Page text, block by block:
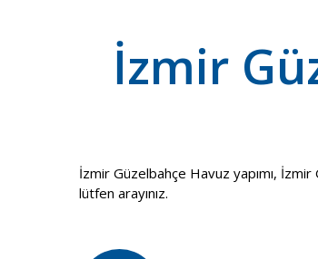
İzmir
İzmir Güzelbahçe Havuz yapımı,
lütfen arayınız.